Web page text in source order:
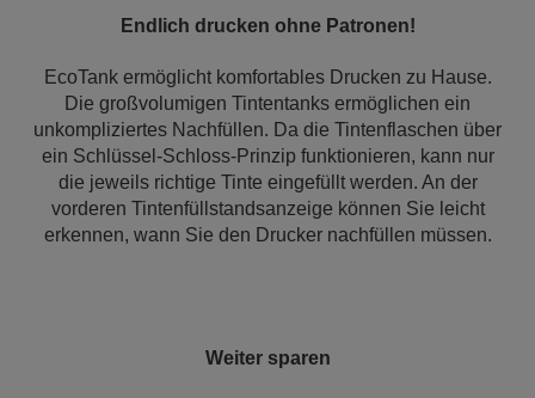
Endlich drucken ohne Patronen!
EcoTank ermöglicht komfortables Drucken zu Hause.
Die großvolumigen Tintentanks ermöglichen ein
unkompliziertes Nachfüllen. Da die Tintenflaschen über
ein Schlüssel-Schloss-Prinzip funktionieren, kann nur
die jeweils richtige Tinte eingefüllt werden. An der
vorderen Tintenfüllstandsanzeige können Sie leicht
erkennen, wann Sie den Drucker nachfüllen müssen.
Weiter sparen